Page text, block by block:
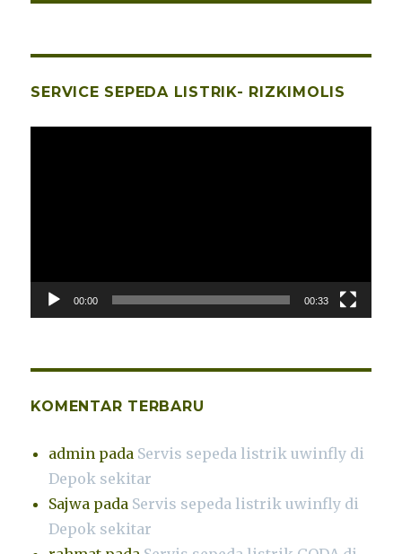
SERVICE SEPEDA LISTRIK- RIZKIMOLIS
00:00 00:33
KOMENTAR TERBARU
admin pada Servis sepeda listrik uwinfly di
Depok sekitar
Sajwa pada Servis sepeda listrik uwinfly di
Depok sekitar